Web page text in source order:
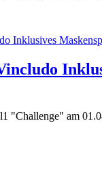
"Challenge" am